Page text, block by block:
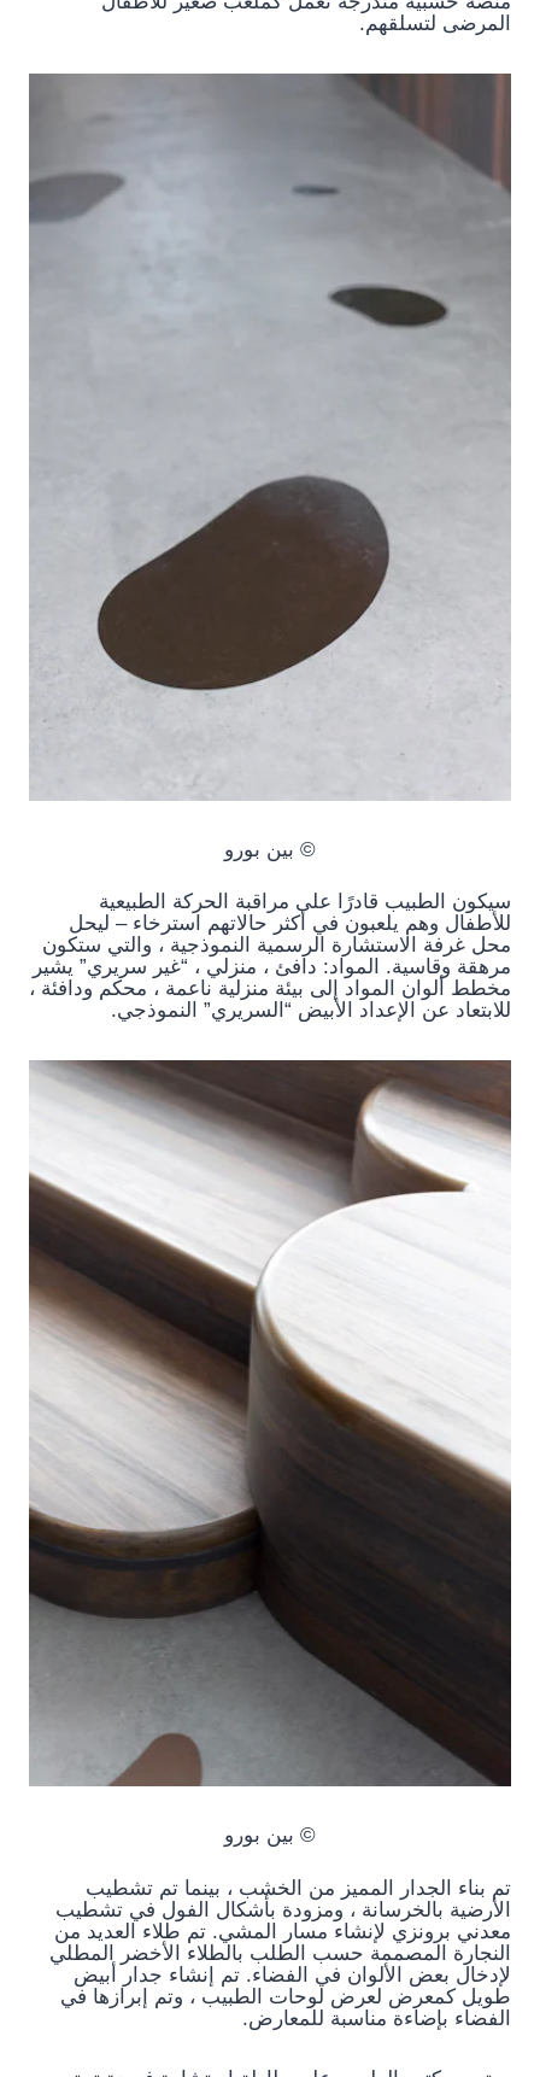
المرضى لتسلقهم.
© بين بورو
سيكون الطبيب قادرًا على مراقبة الحركة الطبيعية
للأطفال وهم يلعبون في أكثر حالاتهم استرخاء – ليحل
محل غرفة الاستشارة الرسمية النموذجية ، والتي ستكون
مرهقة وقاسية. المواد: دافئ ، منزلي ، “غير سريري” يشير
مخطط ألوان المواد إلى بيئة منزلية ناعمة ، محكم ودافئة ،
للابتعاد عن الإعداد الأبيض “السريري” النموذجي.
© بين بورو
تم بناء الجدار المميز من الخشب ، بينما تم تشطيب
الأرضية بالخرسانة ، ومزودة بأشكال الفول في تشطيب
معدني برونزي لإنشاء مسار المشي. تم طلاء العديد من
النجارة المصممة حسب الطلب بالطلاء الأخضر المطلي
لإدخال بعض الألوان في الفضاء. تم إنشاء جدار أبيض
طويل كمعرض لعرض لوحات الطبيب ، وتم إبرازها في
الفضاء بإضاءة مناسبة للمعارض.